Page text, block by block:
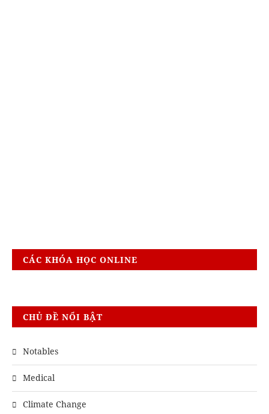
CÁC KHÓA HỌC ONLINE
CHỦ ĐỀ NỔI BẬT
Notables
Medical
Climate Change